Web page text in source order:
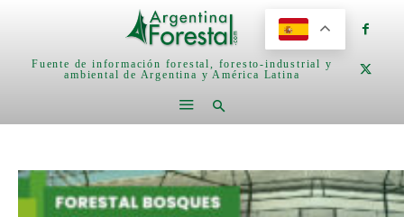
Fuente de información forestal, foresto-industrial y
ambiental de Argentina y América Latina